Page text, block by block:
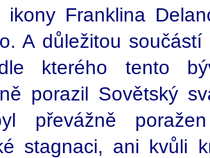
ikony Franklina
A důležitou
kterého tento
porazil Sovětský
převážně
stagnaci, ani kvůli